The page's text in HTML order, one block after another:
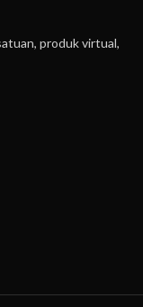
produk virtual,